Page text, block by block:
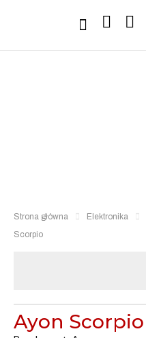
Strona główna Elektronika
Scorpio
Ayon Scorpio